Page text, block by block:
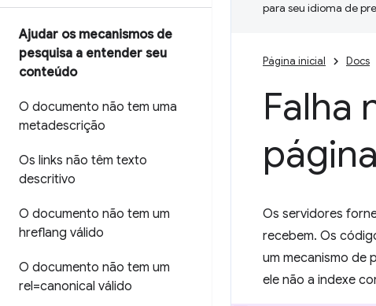
Ajudar os mecanismos de
pesquisa a entender seu
conteúdo
O documento não tem uma
metadescrição
Os links não têm texto
descritivo
O documento não tem um
hreflang válido
O documento não tem um
rel=canonical válido
para seu idioma de
Página inicial Docs
Falha
página
Os servidores
recebem. Os
um mecanismo de
ele não a indexe